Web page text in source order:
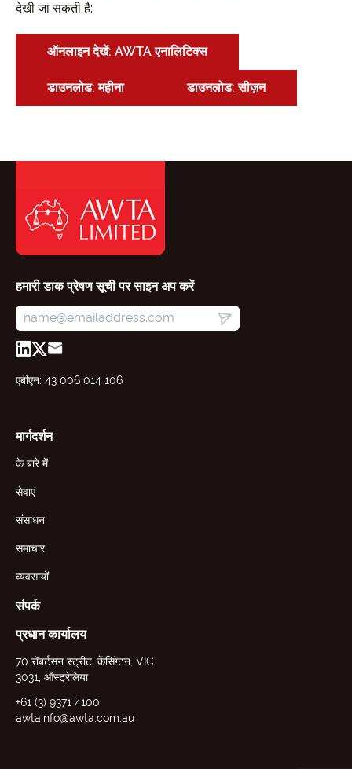
देखी जा सकती है:
ऑनलाइन देखें: AWTA एनालिटिक्स
डाउनलोड: महीना डाउनलोड: सीज़न
हमारी डाक प्रेषण सूची पर साइन अप करें
एबीएन: 43 006 014 106
मार्गदर्शन
के बारे में
सेवाएं
संसाधन
समाचार
व्यवसायों
संपर्क
प्रधान कार्यालय
70 रॉबर्टसन स्ट्रीट, केंसिंग्टन, VIC
3031, ऑस्ट्रेलिया
+61 (3) 9371 4100
awtainfo@awta.com.au